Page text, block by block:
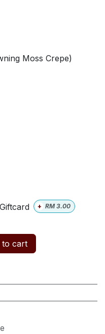
Moss Crepe)
+ RM3.00
to cart